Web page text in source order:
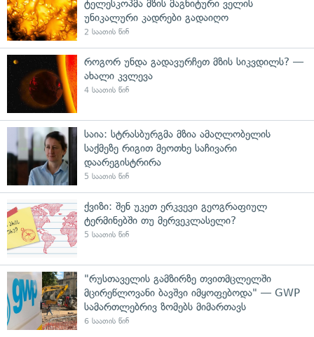
ტელესკოპმა მზის მაგნიტური ველის
უნიკალური კადრები გადაიღო
2 საათის წინ
როგორ უნდა გადავურჩეთ მზის სიკვდილს? —
ახალი კვლევა
4 საათის წინ
საია: სტრასბურგმა მზია ამაღლობელის
საქმეზე რიგით მეოთხე საჩივარი
დაარეგისტრირა
5 საათის წინ
ქვიზი: შენ უკეთ ერკვევი გეოგრაფიულ
ტერმინებში თუ მერვეკლასელი?
5 საათის წინ
"რუსთაველის გამზირზე თვითმცლელში
მცირეწლოვანი ბავშვი იმყოფებოდა" — GWP
სამართლებრივ ზომებს მიმართავს
6 საათის წინ